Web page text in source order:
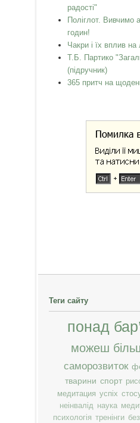
радості"
Поліглот. Вивчимо
годин!
Чакри і їх вплив
Т.Б. Партико
(підручник)
365 притч на
Теги сайту
понад
можеш
саморозвиток
тварини спорт
медитация успіх
неінвалід наука
психологія тренінги